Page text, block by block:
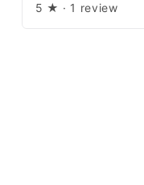
5 ★ · 1 review